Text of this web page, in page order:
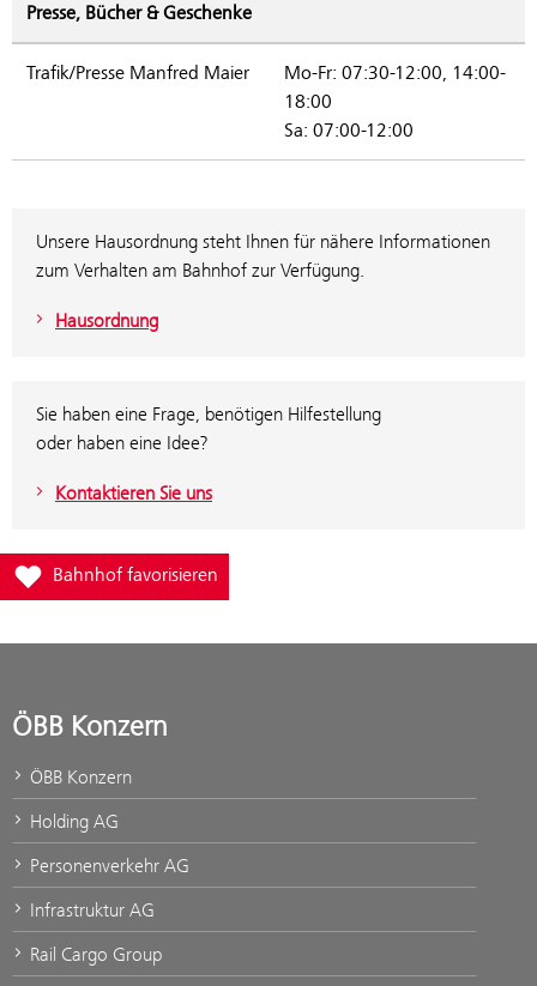
Presse, Bücher & Geschenke
Trafik/Presse Manfred Maier
Mo-Fr: 07:30-12:00, 14:00-
18:00
Sa: 07:00-12:00
Unsere Hausordnung steht Ihnen für nähere Informationen
zum Verhalten am Bahnhof zur Verfügung.
Hausordnung
Sie haben eine Frage, benötigen Hilfestellung
oder haben eine Idee?
Kontaktieren Sie uns
Füge Bahnhof St.Michael zur Favoritenliste hinzu
Bahnhof favorisieren
ÖBB Konzern
ÖBB Konzern
Holding AG
Personenverkehr AG
Infrastruktur AG
Rail Cargo Group